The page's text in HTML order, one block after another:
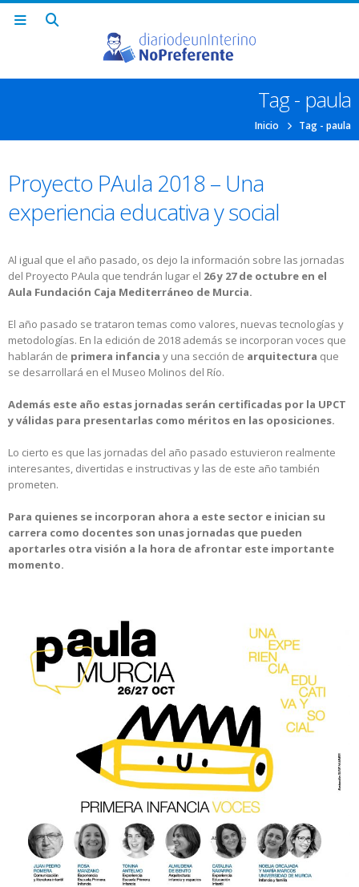
Tag - paula
Inicio Tag - paula
Proyecto PAula 2018 – Una
experiencia educativa y social
Al igual que el año pasado, os dejo la información sobre las jornadas
del Proyecto PAula que tendrán lugar el 26 y 27 de octubre en el
Aula Fundación Caja Mediterráneo de Murcia.
El año pasado se trataron temas como valores, nuevas tecnologías y
metodologías. En la edición de 2018 además se incorporan voces que
hablarán de primera infancia y una sección de arquitectura que
se desarrollará en el Museo Molinos del Río.
Además este año estas jornadas serán certificadas por la UPCT
y válidas para presentarlas como méritos en las oposiciones.
Lo cierto es que las jornadas del año pasado estuvieron realmente
interesantes, divertidas e instructivas y las de este año también
prometen.
Para quienes se incorporan ahora a este sector e inician su
carrera como docentes son unas jornadas que pueden
aportarles otra visión a la hora de afrontar este importante
momento.